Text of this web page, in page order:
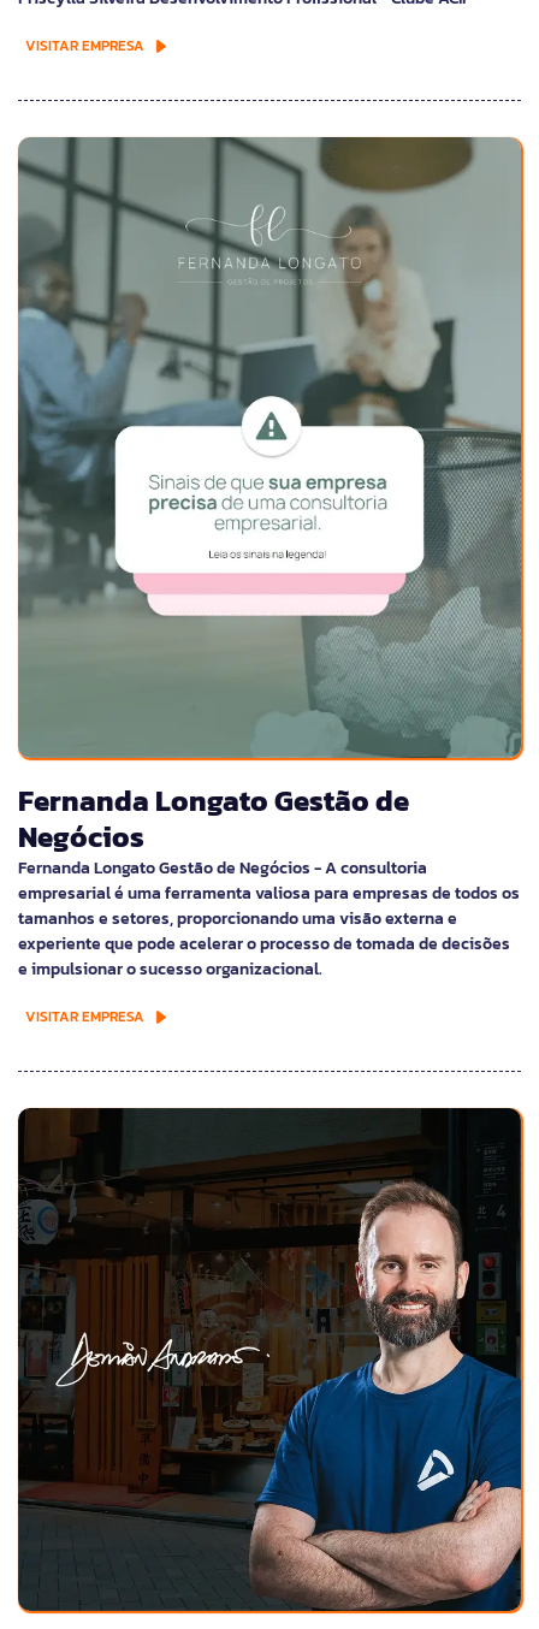
VISITAR EMPRESA
Fernanda Longato Gestão de
Negócios
Fernanda Longato Gestão de Negócios - A consultoria
empresarial é uma ferramenta valiosa para empresas de todos os
tamanhos e setores, proporcionando uma visão externa e
experiente que pode acelerar o processo de tomada de decisões
e impulsionar o sucesso organizacional.
VISITAR EMPRESA